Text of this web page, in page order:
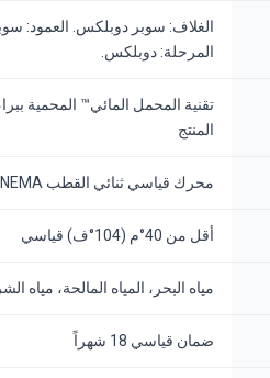
المرحلة: دوبلكس.
تقنية المحمل المائي™ المحمية
المنتج
محرك قياسي ثنائي القطب NEMA أو IEC؛ قارنة قرص مرنة
أقل من 40°م (104°ف) قياسي
مياه البحر، المياه المالحة، مياه الشرب
ضمان قياسي 18 شهراً